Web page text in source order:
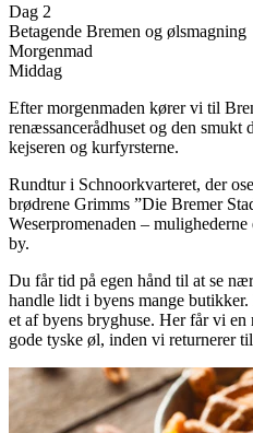
Dag 2
Betagende Bremen og ølsmagning
Morgenmad
Middag
Efter morgenmaden kører vi til
renæssancerådhuset og den smukt
kejseren og kurfyrsterne.
Rundtur i Schnoorkvarteret, der
brødrene Grimms ”Die Bremer
Weserpromenaden –
by.
Du får tid på egen hånd til at se
handle lidt i byens mange
et af byens bryghuse. Her får vi
gode tyske øl, inden vi returnerer